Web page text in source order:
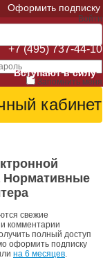
Оформить подписку
Войти
Запомнить меня
+7 (495) 737-44-10
Вступают в силу
Нормативные
свежие
комментарии
полный доступ
оформить подписку
на 6 месяцев.